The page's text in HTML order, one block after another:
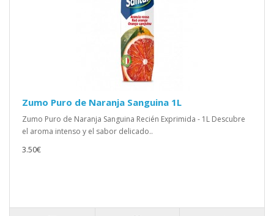
Zumo Puro de Naranja Sanguina 1L
Zumo Puro de Naranja Sanguina Recién Exprimida - 1L Descubre
el aroma intenso y el sabor delicado..
3.50€